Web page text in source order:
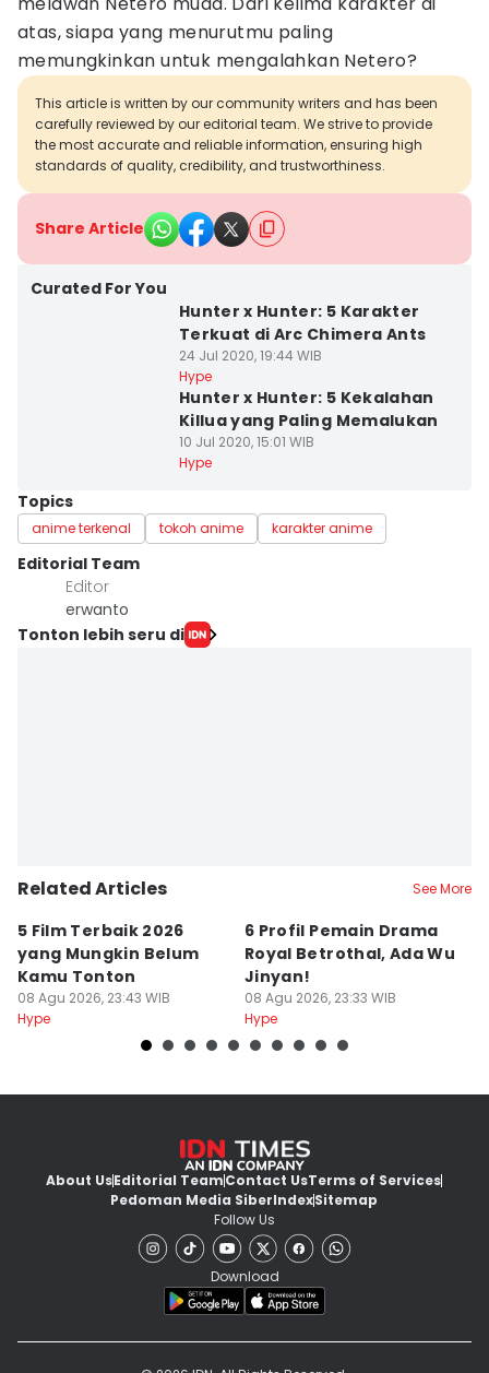
atas, siapa yang menurutmu paling
memungkinkan untuk mengalahkan Netero?
This article is written by our community writers and has been
carefully reviewed by our editorial team. We strive to provide
the most accurate and reliable information, ensuring high
standards of quality, credibility, and trustworthiness.
Share Article
Curated For You
Hunter x Hunter: 5 Karakter
Terkuat di Arc Chimera Ants
24 Jul 2020, 19:44 WIB
Hype
Hunter x Hunter: 5 Kekalahan
Killua yang Paling Memalukan
10 Jul 2020, 15:01 WIB
Hype
Topics
anime terkenal tokoh anime karakter anime
Editorial Team
Editor
erwanto
Tonton lebih seru di
Related Articles See More
5 Film Terbaik 2026
yang Mungkin Belum
Kamu Tonton
08 Agu 2026, 23:43 WIB
Hype
6 Profil Pemain Drama
Royal Betrothal, Ada Wu
Jinyan!
08 Agu 2026, 23:33 WIB
Hype
About UsEditorial TeamContact UsTerms of Services
Pedoman Media SiberIndexSitemap
Follow Us
Download